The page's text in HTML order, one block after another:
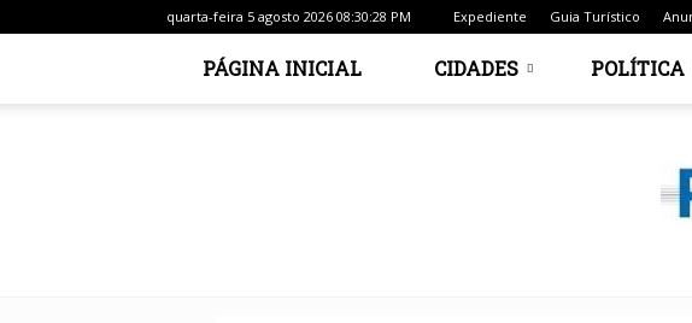
quarta-feira 5 agosto 2026 08:30:28 PM Expediente Guia Turístico
PÁGINA INICIAL CIDADES POLÍTICA